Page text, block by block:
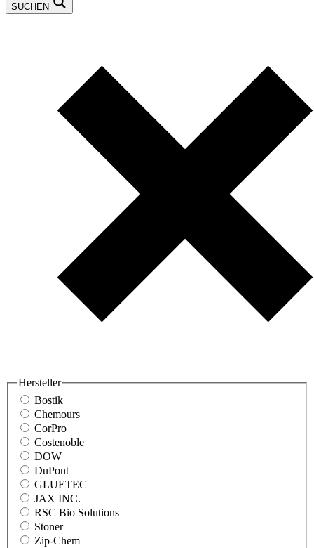
SUCHEN
Hersteller
Bostik
Chemours
CorPro
Costenoble
DOW
DuPont
GLUETEC
JAX INC.
RSC Bio Solutions
Stoner
Zip-Chem